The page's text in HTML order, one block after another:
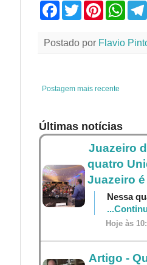
b
w
e
s
Postado por Flavio
Postagem mais recente
Últimas notícias
Juazeiro
quatro
Juazeiro
Nessa
Hoje às
Artigo -